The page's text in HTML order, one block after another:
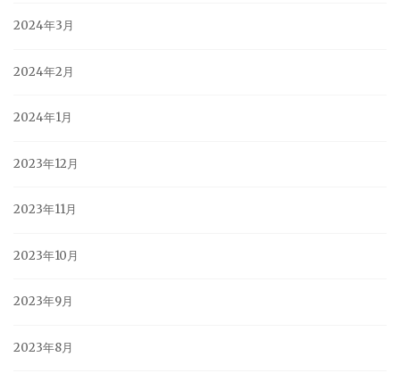
2024年3月
2024年2月
2024年1月
2023年12月
2023年11月
2023年10月
2023年9月
2023年8月